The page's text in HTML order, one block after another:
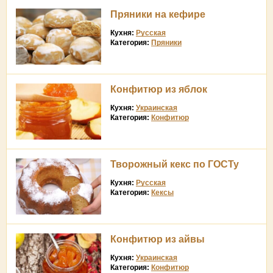
Пряники на кефире
Кухня: Русская
Категория: Пряники
Конфитюр из яблок
Кухня: Украинская
Категория: Конфитюр
Творожный кекс по ГОСТу
Кухня: Русская
Категория: Кексы
Конфитюр из айвы
Кухня: Украинская
Категория: Конфитюр